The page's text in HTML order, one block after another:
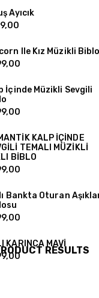
Ayıcık
Ile Kız Müzikli
İçinde Müzikli Sevgili
KALP İÇİNDE
TEMALI MÜZİKLİ
BİBLO
Bankta Oturan
KARINCA MAVİ
RESULTS